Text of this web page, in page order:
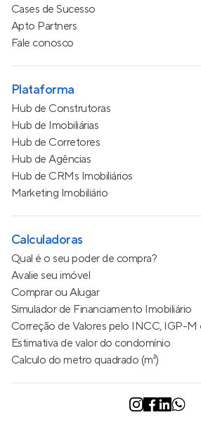
Cases de Sucesso
Apto Partners
Fale conosco
Plataforma
Hub de Construtoras
Hub de Imobiliárias
Hub de Corretores
Hub de Agências
Hub de CRMs Imobiliários
Marketing Imobiliário
Calculadoras
Qual é o seu poder de compra?
Avalie seu imóvel
Comprar ou Alugar
Simulador de Financiamento Imobiliário
Correção de Valores pelo INCC, IGP-M
Estimativa de valor do condomínio
Calculo do metro quadrado (m²)